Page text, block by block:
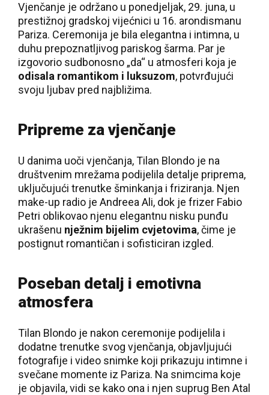
Vjenčanje je održano u ponedjeljak, 29. juna, u
prestižnoj gradskoj vijećnici u 16. arondismanu
Pariza. Ceremonija je bila elegantna i intimna, u
duhu prepoznatljivog pariskog šarma. Par je
izgovorio sudbonosno „da“ u atmosferi koja je
odisala romantikom i luksuzom, potvrđujući
svoju ljubav pred najbližima.
Pripreme za vjenčanje
U danima uoči vjenčanja, Tilan Blondo je na
društvenim mrežama podijelila detalje priprema,
uključujući trenutke šminkanja i friziranja. Njen
make-up radio je Andreea Ali, dok je frizer Fabio
Petri oblikovao njenu elegantnu nisku punđu
ukrašenu nježnim bijelim cvjetovima, čime je
postignut romantičan i sofisticiran izgled.
Poseban detalj i emotivna
atmosfera
Tilan Blondo je nakon ceremonije podijelila i
dodatne trenutke svog vjenčanja, objavljujući
fotografije i video snimke koji prikazuju intimne i
svečane momente iz Pariza. Na snimcima koje
je objavila, vidi se kako ona i njen suprug Ben Atal